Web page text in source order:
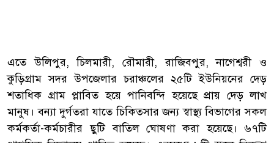
এতে উলিপুর, চিলমারী, রৌমারী, রাজিবপুর, নাগেশ্বরী ও
কুড়িগ্রাম সদর উপজেলার চরাঞ্চলের ২৫টি ইউনিয়নের দেড়
শতাধিক গ্রাম প্লাবিত হয়ে পানিবন্দি হয়েছে প্রায় দেড় লাখ
মানুষ। বন্যা দুর্গতরা যাতে চিকিত্সার জন্য স্বাস্থ্য বিভাগের সকল
কর্মকর্তা-কর্মচারীর ছুটি বাতিল ঘোষণা করা হয়েছে। ৬৭টি